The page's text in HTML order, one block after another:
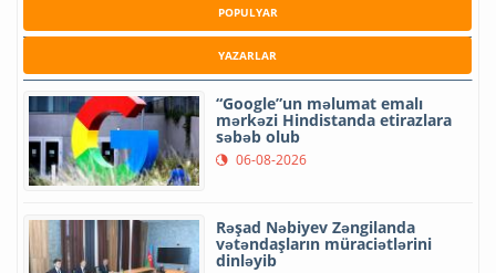
POPULYAR
YAZARLAR
“Google”un məlumat emalı
mərkəzi Hindistanda etirazlara
səbəb olub
06-08-2026
Rəşad Nəbiyev Zəngilanda
vətəndaşların müraciətlərini
dinləyib